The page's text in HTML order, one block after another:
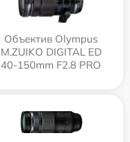
Объектив Olympus
M.ZUIKO DIGITAL ED
40-150mm F2.8 PRO